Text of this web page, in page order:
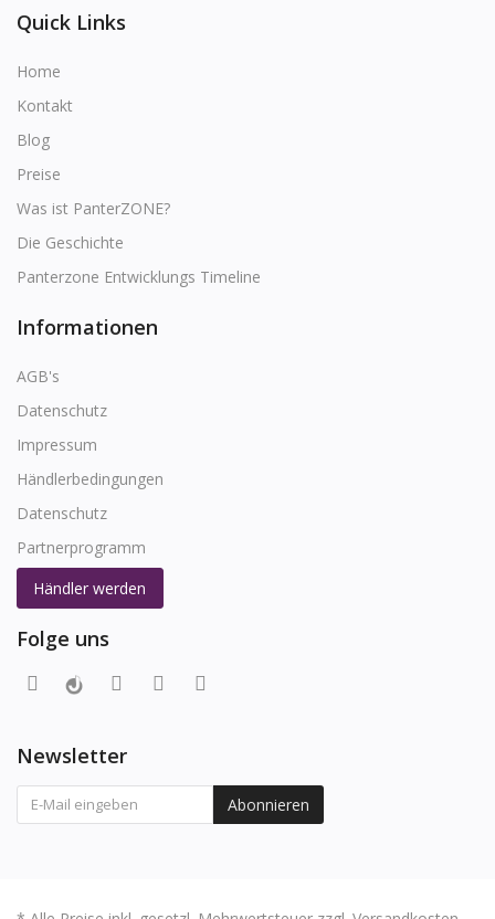
Quick Links
Home
Kontakt
Blog
Preise
Was ist PanterZONE?
Die Geschichte
Panterzone Entwicklungs Timeline
Informationen
AGB's
Datenschutz
Impressum
Händlerbedingungen
Datenschutz
Partnerprogramm
Händler werden
Folge uns
Newsletter
Abonnieren